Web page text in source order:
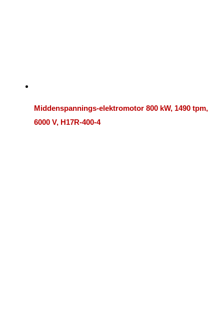
Middenspannings-elektromotor 800 kW, 1490 tpm,
6000 V, H17R-400-4